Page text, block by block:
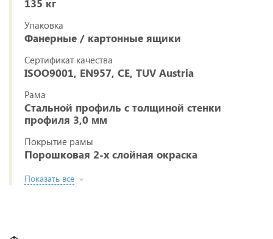
135 кг
Упаковка
Фанерные / картонные ящики
Сертификат качества
ISOO9001, EN957, CE, TUV Austria
Рама
Стальной профиль с толщиной стенки
профиля 3,0 мм
Покрытие рамы
Порошковая 2-х слойная окраска
Показать все